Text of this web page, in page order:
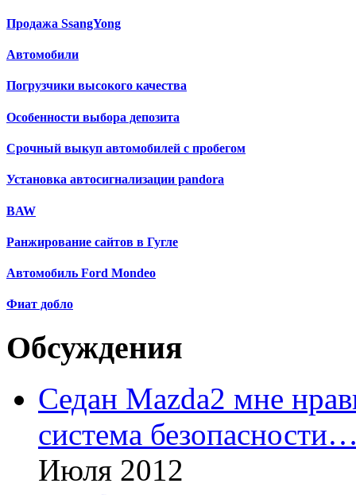
Продажа SsangYong
Автомобили
Погрузчики высокого качества
Особенности выбора депозита
Срочный выкуп автомобилей с пробегом
Установка автосигнализации pandora
BAW
Ранжирование сайтов в Гугле
Автомобиль Ford Mondeo
Фиат добло
Обсуждения
Седан Mazda2 мне
система
Июля 2012